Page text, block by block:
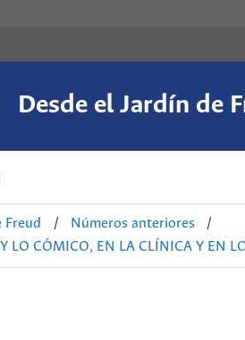
Desde el Jardín de
Freud / Números anteriores
/
LO CÓMICO, EN LA CLÍNICA Y EN